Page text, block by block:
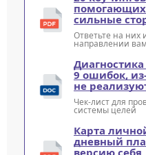
сильные
Ответьте на них
направлении
9 ошибок,
не
Чек-лист для
системы целей
Карта
дневный
версию себя